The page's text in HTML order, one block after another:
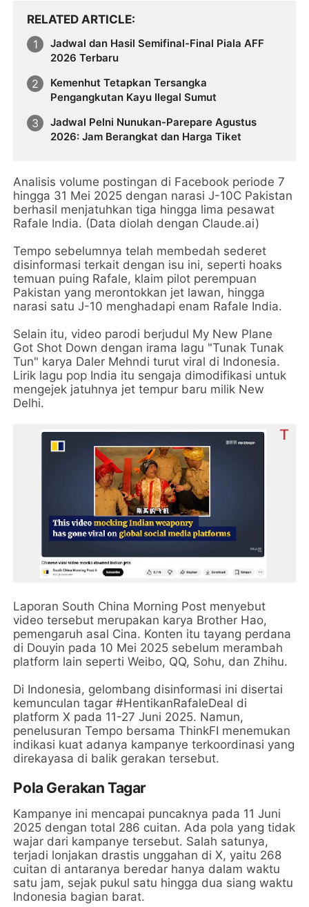
RELATED ARTICLE
Jadwal dan Hasil Semifinal-Final Piala AFF
2026 Terbaru
Kemenhut Tetapkan Tersangka
Pengangkutan Kayu Ilegal Sumut
Jadwal Pelni Nunukan-Parepare Agustus
2026: Jam Berangkat dan Harga Tiket
Analisis volume postingan di Facebook periode 7
hingga 31 Mei 2025 dengan narasi J-10C Pakistan
berhasil menjatuhkan tiga hingga lima pesawat
Rafale India. (Data diolah dengan Claude.ai)
Tempo sebelumnya telah membedah sederet
disinformasi terkait dengan isu ini, seperti hoaks
temuan puing Rafale, klaim pilot perempuan
Pakistan yang merontokkan jet lawan, hingga
narasi satu J-10 menghadapi enam Rafale India.
Selain itu, video parodi berjudul My New Plane
Got Shot Down dengan irama lagu "Tunak Tunak
Tun" karya Daler Mehndi turut viral di Indonesia.
Lirik lagu pop India itu sengaja dimodifikasi untuk
mengejek jatuhnya jet tempur baru milik New
Delhi.
Laporan South China Morning Post menyebut
video tersebut merupakan karya Brother Hao,
pemengaruh asal Cina. Konten itu tayang perdana
di Douyin pada 10 Mei 2025 sebelum merambah
platform lain seperti Weibo, QQ, Sohu, dan Zhihu.
Di Indonesia, gelombang disinformasi ini disertai
kemunculan tagar #HentikanRafaleDeal di
platform X pada 11-27 Juni 2025. Namun,
penelusuran Tempo bersama ThinkFI menemukan
indikasi kuat adanya kampanye terkoordinasi yang
direkayasa di balik gerakan tersebut.
Pola Gerakan Tagar
Kampanye ini mencapai puncaknya pada 11 Juni
2025 dengan total 286 cuitan. Ada pola yang tidak
wajar dari kampanye tersebut. Salah satunya,
terjadi lonjakan drastis unggahan di X, yaitu 268
cuitan di antaranya beredar hanya dalam waktu
satu jam, sejak pukul satu hingga dua siang waktu
Indonesia bagian barat.